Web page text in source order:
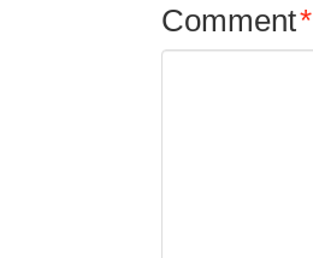
Comment*